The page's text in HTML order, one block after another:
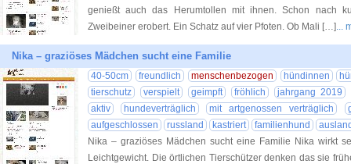
genießt auch das Herumtollen mit ihnen. Schon nach
Zweibeiner erobert. Ein Schatz auf vier Pfoten. Ob Mali […]...
Nika – graziöses Mädchen sucht eine Familie
40-50cm freundlich menschenbezogen hündinnen
tierschutz
verspielt geimpft fröhlich
jahrgang 2019
aktiv
hundeverträglich mit artgenossen verträglich
aufgeschlossen
russland kastriert familienhund
Nika – graziöses Mädchen sucht eine Familie Nika wirkt
Leichtgewicht. Die örtlichen Tierschützer denken das sie